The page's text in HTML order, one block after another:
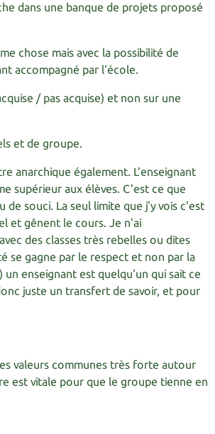
dans une banque de projets proposé
chose mais avec la possibilité de
accompagné par l'école.
/ pas acquise) et non sur une
et de groupe.
anarchique également. L'enseignant
supérieur aux élèves. C'est ce que
de souci. La seul limite que j'y vois c'est
et gênent le cours. Je n'ai
des classes très rebelles ou dites
se gagne par le respect et non par la
un enseignant est quelqu'un qui sait ce
juste un transfert de savoir, et pour
valeurs communes très forte autour
est vitale pour que le groupe tienne en